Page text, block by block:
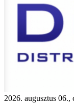
2026. augusztus 06.,